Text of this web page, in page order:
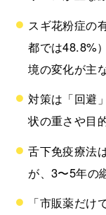
スギ花粉症の
都では48.8%
境の変化が主
対策は「回避
状の重さや目
舌下免疫療法
が、3〜5年の
「市販薬だ